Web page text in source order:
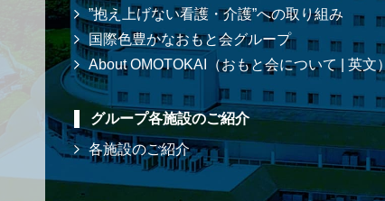
”抱え上げない看護・介護”への取り組み
国際色豊かなおもと会グループ
About OMOTOKAI（おもと会について | 英文）
グループ各施設のご紹介
各施設のご紹介